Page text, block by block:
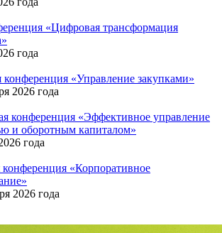
«Цифровая трансформация
года
конференция «Управление закупками»
2026 года
конференция «Эффективное управление
и оборотным капиталом»
года
конференция «Корпоративное
2026 года